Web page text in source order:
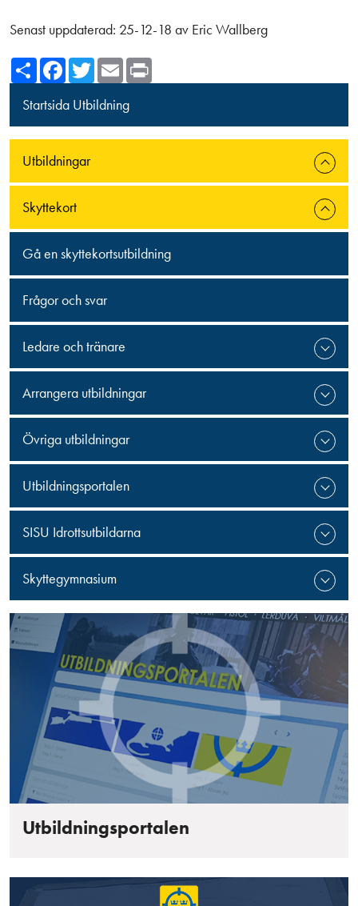
Startsida Utbildning
Utbildningar
Skyttekort
Gå en skyttekortsutbildning
Frågor och svar
Ledare och tränare
Arrangera utbildningar
Övriga utbildningar
Utbildningsportalen
SISU Idrottsutbildarna
Skyttegymnasium
Senast uppdaterad: 25-12-18 av Eric Wallberg
ShareFacebook
TwitterEmail
Utbildningsportalen